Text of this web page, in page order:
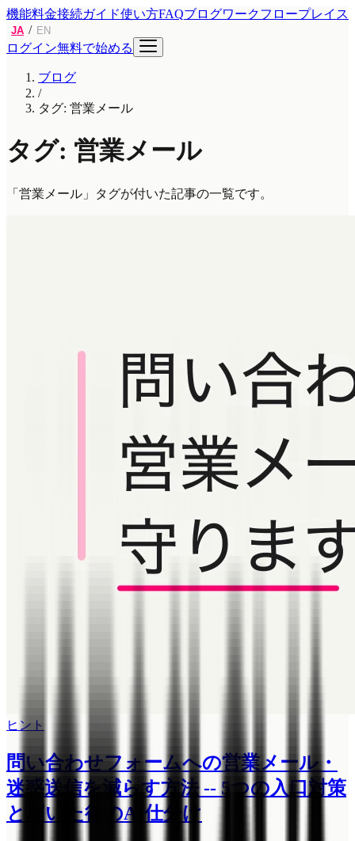
機能料金接続ガイド使い方FAQブログワークフロープレイス
JA / EN
ログイン無料で始める
ブログ
/
タグ: 営業メール
タグ: 営業メール
「営業メール」タグが付いた記事の一覧です。
ヒント
問い合わせフォームへの営業メール・
迷惑送信を減らす方法 -- 5つの入口対策
と届いた後のAI仕分け